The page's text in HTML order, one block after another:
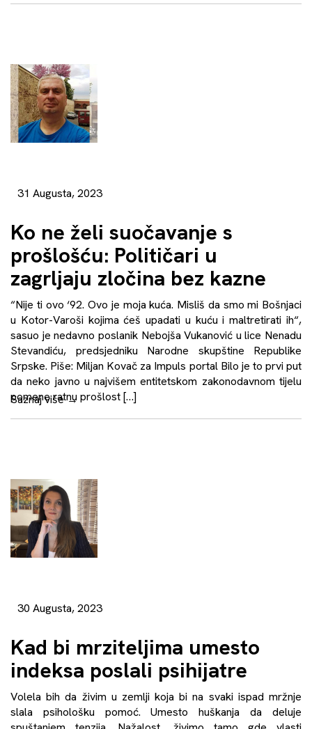
31 Augusta, 2023
Ko ne želi suočavanje s
prošlošću: Političari u
zagrljaju zločina bez kazne
“Nije ti ovo ‘92. Ovo je moja kuća. Misliš da smo mi Bošnjaci
u Kotor-Varoši kojima ćeš upadati u kuću i maltretirati ih“,
sasuo je nedavno poslanik Nebojša Vukanović u lice Nenadu
Stevandiću, predsjedniku Narodne skupštine Republike
Srpske. Piše: Miljan Kovač za Impuls portal Bilo je to prvi put
da neko javno u najvišem entitetskom zakonodavnom tijelu
pomene ratnu prošlost […]
Saznaj više→
30 Augusta, 2023
Kad bi mrziteljima umesto
indeksa poslali psihijatre
Volela bih da živim u zemlji koja bi na svaki ispad mržnje
slala psihološku pomoć. Umesto huškanja da deluje